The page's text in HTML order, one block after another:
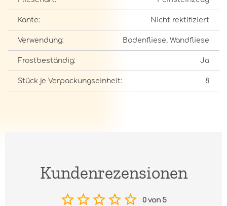
Kante: Nicht rektifiziert
Verwendung: Bodenfliese, Wandfliese
Frostbeständig: Ja
Stück je Verpackungseinheit: 8
Kundenrezensionen
0 von 5